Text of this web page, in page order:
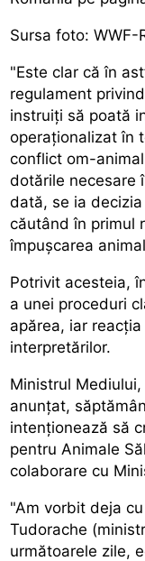
Sursa foto:
"Este clar că în
regulament
instruiți să poată
operaționalizat în
conflict om-
dotările necesare
dată, se ia
căutând în primul
împușcarea
Potrivit acesteia,
a unei proceduri
apărea, iar
interpretărilor.
Ministrul
anunțat,
intenționează să
pentru Animale
colaborare cu
"Am vorbit deja
Tudorache
următoarele zile,